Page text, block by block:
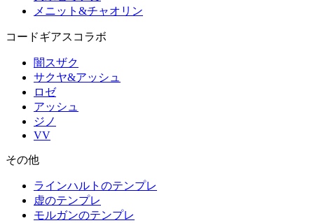
メニット&チャオリン
コードギアスコラボ
闇スザク
サクヤ&アッシュ
ロゼ
アッシュ
ジノ
VV
その他
ラインハルトのテンプレ
虚のテンプレ
モルガンのテンプレ